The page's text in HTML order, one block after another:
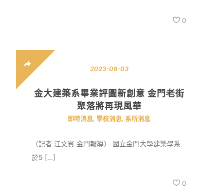
0
2023-06-03
金大建築系畢業評圖新創意 金門老街
聚落將再現風華
即時消息, 學校消息, 系所消息
（記者 江文賓 金門報導） 國立金門大學建築學系
於5 […]
0